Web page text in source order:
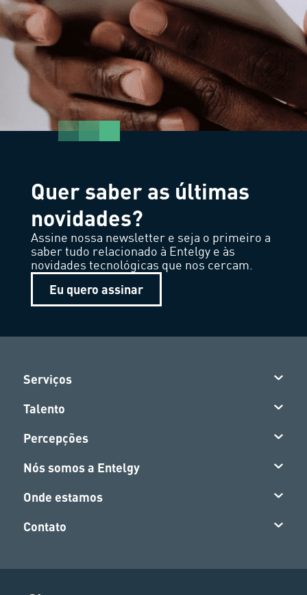
Quer saber as últimas
novidades?
Assine nossa newsletter e seja o primeiro a
saber tudo relacionado à Entelgy e às
novidades tecnológicas que nos cercam.
Eu quero assinar
Serviços
Talento
Percepções
Nós somos a Entelgy
Onde estamos
Contato